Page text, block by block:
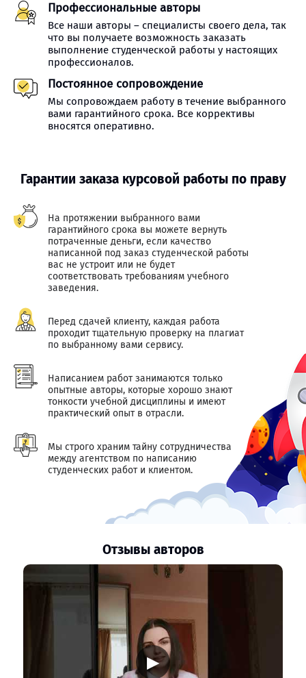
Профессиональные авторы
Все наши авторы – специалисты своего дела, так
что вы получаете возможность заказать
выполнение студенческой работы у настоящих
профессионалов.
Постоянное сопровождение
Мы сопровождаем работу в течение выбранного
вами гарантийного срока. Все коррективы
вносятся оперативно.
Гарантии заказа курсовой работы по праву
На протяжении выбранного вами
гарантийного срока вы можете вернуть
потраченные деньги, если качество
написанной под заказ студенческой работы
вас не устроит или не будет
соответствовать требованиям учебного
заведения.
Перед сдачей клиенту, каждая работа
проходит тщательную проверку на плагиат
по выбранному вами сервису.
Написанием работ занимаются только
опытные авторы, которые хорошо знают
тонкости учебной дисциплины и имеют
практический опыт в отрасли.
Мы строго храним тайну сотрудничества
между агентством по написанию
студенческих работ и клиентом.
Отзывы авторов
▶